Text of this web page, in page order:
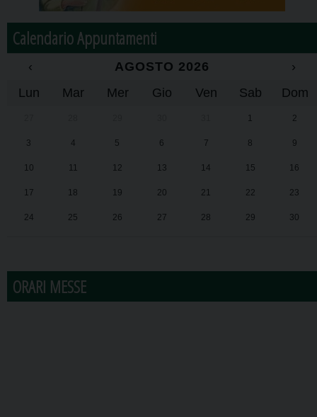
Calendario Appuntamenti
‹ AGOSTO 2026
›
Lun
Mar Mer Gio Ven Sab Dom
1 2
3 4 5 6 7 8 9
10 11 12 13 14 15 16
17 18 19 20 21 22 23
24 25 26 27 28 29 30
ORARI MESSE